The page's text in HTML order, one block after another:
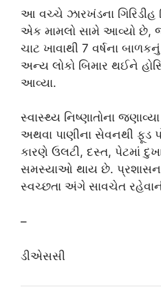
આ વચ્ચે ઝારખંડના
એક મામલો સામે આવ્યો છે,
ચાટ ખાવાથી 7 વર્ષના
અન્ય લોકો બિમાર થઈને
આવ્યા.
સ્વાસ્થ્ય નિષ્ણાતોના
અથવા પાણીના સેવનથી
કારણે ઉલટી, દસ્ત, પેટમાં
સમસ્યાઓ થાય છે.
સ્વચ્છતા અંગે સાવચેત
–
ડીએસસી